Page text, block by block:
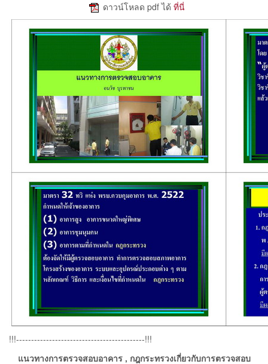
ดาวน์โหลด pdf ได้ ที่นี่
!!!-------------------------------------------!!!
แนวทางการตรวจสอบอาคาร , กฎกระทรวงเกี่ยวกับการตรวจสอบ